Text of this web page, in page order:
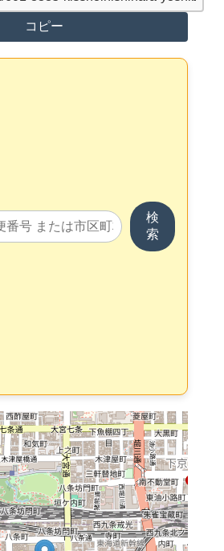
コピー
検
索